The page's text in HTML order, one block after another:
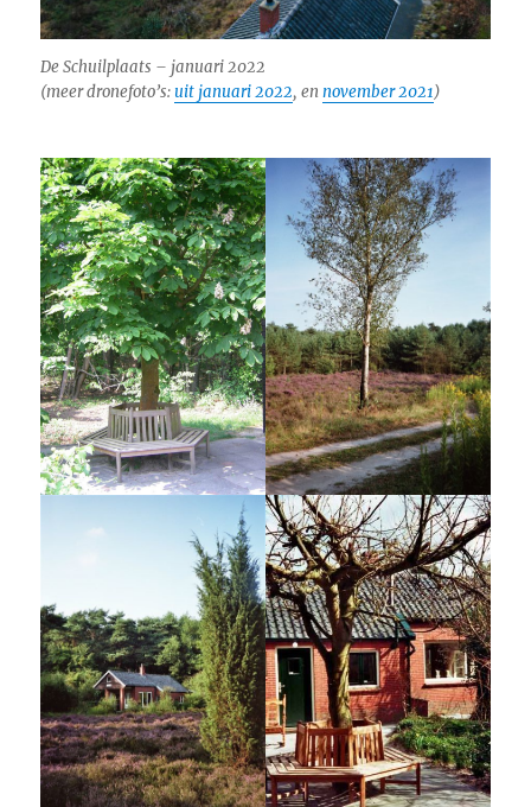
De Schuilplaats – januari 2022
(meer dronefoto’s: uit januari 2022, ennovember 2021)